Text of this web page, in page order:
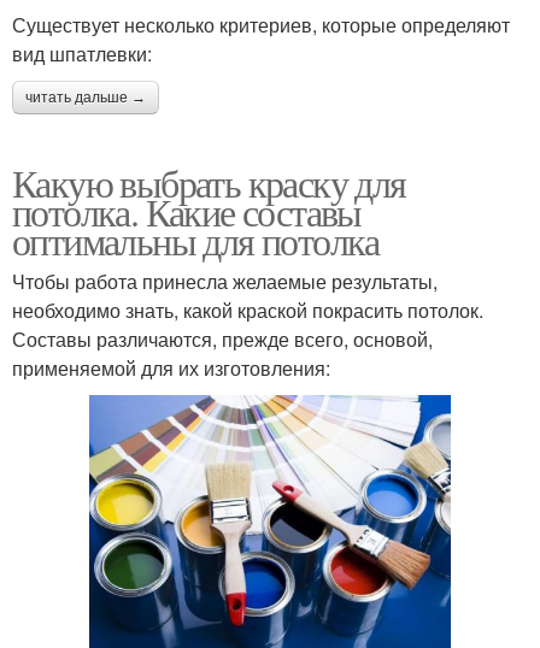
Существует несколько критериев, которые определяют
вид шпатлевки:
читать дальше →
Какую выбрать краску для
потолка. Какие составы
оптимальны для потолка
Чтобы работа принесла желаемые результаты,
необходимо знать, какой краской покрасить потолок.
Составы различаются, прежде всего, основой,
применяемой для их изготовления: